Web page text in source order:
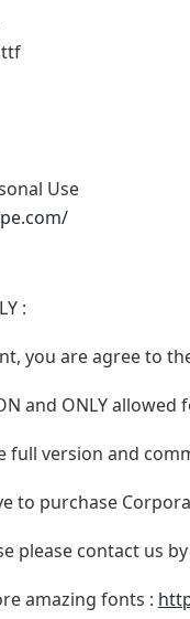
Use
:
you are agree to
and ONLY allowed
full version and
to purchase
please contact us
amazing fonts :